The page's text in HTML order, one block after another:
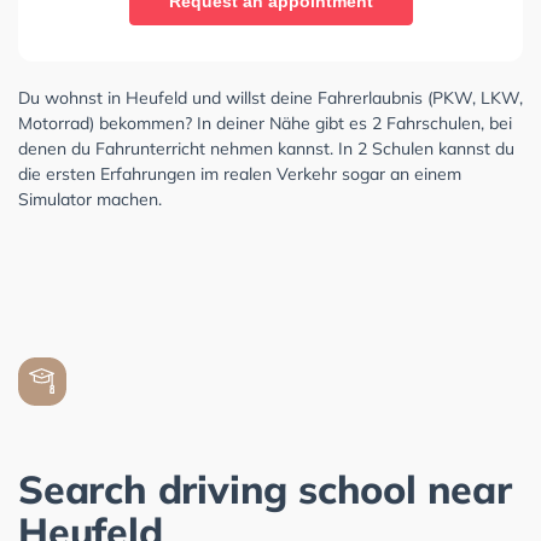
Du wohnst in Heufeld und willst deine Fahrerlaubnis (PKW, LKW,
Motorrad) bekommen? In deiner Nähe gibt es 2 Fahrschulen, bei
denen du Fahrunterricht nehmen kannst. In 2 Schulen kannst du
die ersten Erfahrungen im realen Verkehr sogar an einem
Simulator machen.
Search driving school near